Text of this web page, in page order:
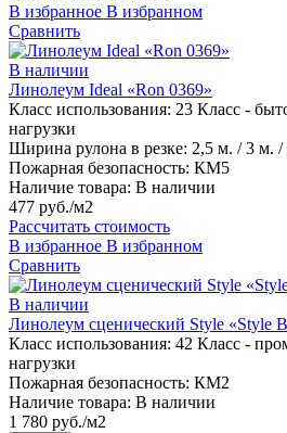
В избранное В избранном
Сравнить
В наличии
Линолеум Ideal «Ron 0369»
Класс использования: 23 Класс -
нагрузки
Ширина рулона в резке: 2,5 м. / 3 м.
Пожарная безопасность: КМ5
Наличие товара: В наличии
477 руб./м2
Рассчитать стоимость
В избранное В избранном
Сравнить
В наличии
Линолеум сценический Style «Style
Класс использования: 42 Класс -
нагрузки
Пожарная безопасность: КМ2
Наличие товара: В наличии
1 780 руб./м2